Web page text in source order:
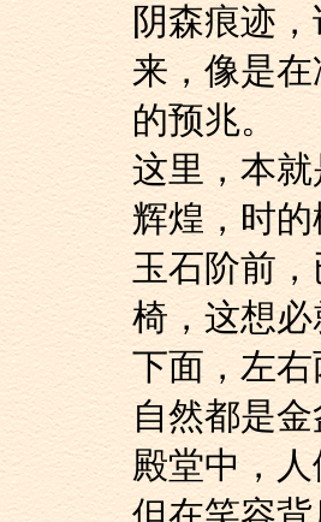
阴森痕迹
来，像是
的预兆。
这里，
辉煌，
玉石阶
椅，这想
下面，
自然都是
殿堂中